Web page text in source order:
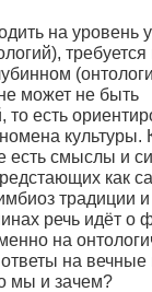
на уровень
может не быть
то есть
культуры.
есть смыслы и
как
традиции
речь идёт о
на
ответы на
мы и зачем?